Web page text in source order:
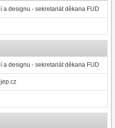
a designu - sekretariát děkana FUD
a designu - sekretariát děkana FUD